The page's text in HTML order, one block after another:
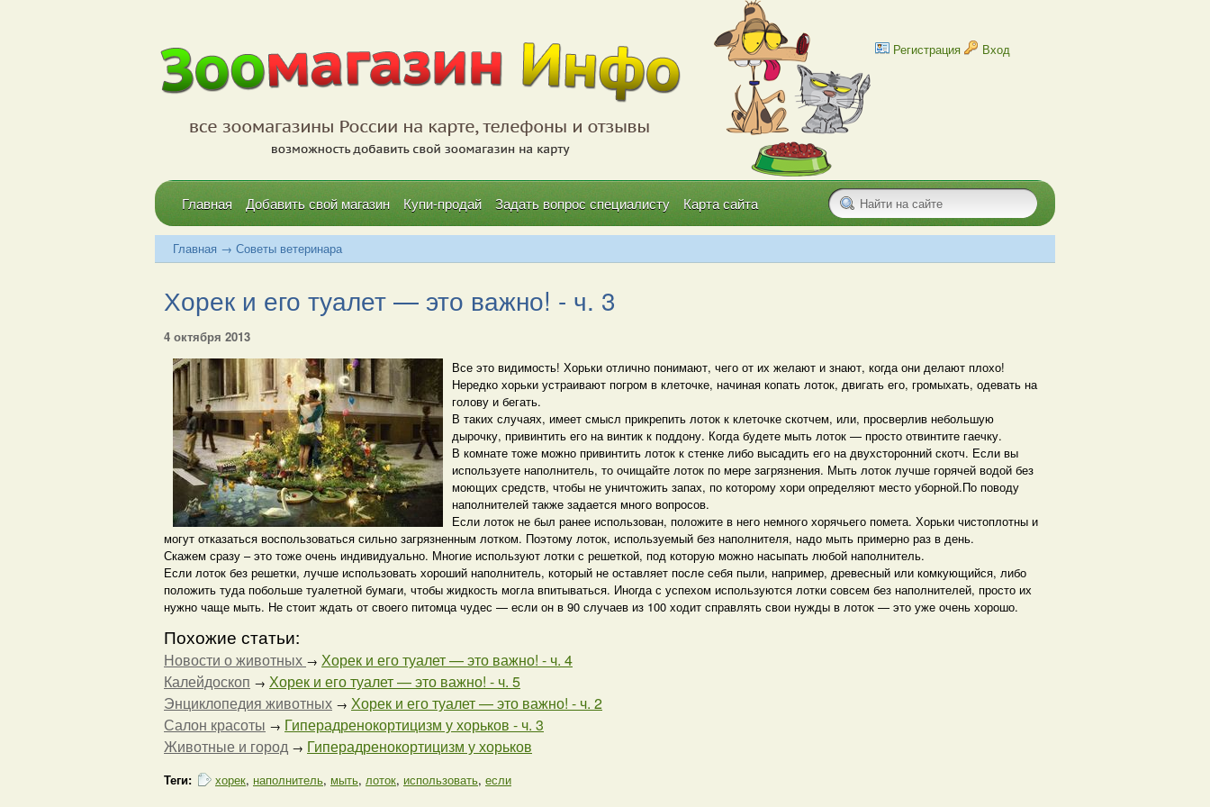
Регистрация Вход
Главная Добавить свой магазин Купи-продай Задать вопрос специалисту Карта сайта
Главная → Советы ветеринара
Хорек и его туалет — это важно! - ч. 3
4 октября 2013
Все это видимость! Хорьки отлично понимают, чего от их желают и знают, когда они делают плохо!
Нередко хорьки устраивают погром в клеточке, начиная копать лоток, двигать его, громыхать, одевать на
голову и бегать.
В таких случаях, имеет смысл прикрепить лоток к клеточке скотчем, или, просверлив небольшую
дырочку, привинтить его на винтик к поддону. Когда будете мыть лоток — просто отвинтите гаечку.
В комнате тоже можно привинтить лоток к стенке либо высадить его на двухсторонний скотч. Если вы
используете наполнитель, то очищайте лоток по мере загрязнения. Мыть лоток лучше горячей водой без
моющих средств, чтобы не уничтожить запах, по которому хори определяют место уборной.По поводу
наполнителей также задается много вопросов.
Если лоток не был ранее использован, положите в него немного хорячьего помета. Хорьки чистоплотны и
могут отказаться воспользоваться сильно загрязненным лотком. Поэтому лоток, используемый без наполнителя, надо мыть примерно раз в день.
Скажем сразу – это тоже очень индивидуально. Многие используют лотки с решеткой, под которую можно насыпать любой наполнитель.
Если лоток без решетки, лучше использовать хороший наполнитель, который не оставляет после себя пыли, например, древесный или комкующийся, либо
положить туда побольше туалетной бумаги, чтобы жидкость могла впитываться. Иногда с успехом используются лотки совсем без наполнителей, просто их
нужно чаще мыть. Не стоит ждать от своего питомца чудес — если он в 90 случаев из 100 ходит справлять свои нужды в лоток — это уже очень хорошо.
Похожие статьи:
Новости о животных → Хорек и его туалет — это важно! - ч. 4
Калейдоскоп → Хорек и его туалет — это важно! - ч. 5
Энциклопедия животных → Хорек и его туалет — это важно! - ч. 2
Салон красоты → Гиперадренокортицизм у хорьков - ч. 3
Животные и город → Гиперадренокортицизм у хорьков
Теги: хорек, наполнитель, мыть, лоток, использовать, если